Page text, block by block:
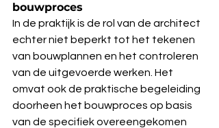
bouwproces
In de praktijk is de rol van de architect
echter niet beperkt tot het tekenen
van bouwplannen en het controleren
van de uitgevoerde werken. Het
omvat ook de praktische begeleiding
doorheen het bouwproces op basis
van de specifiek overeengekomen